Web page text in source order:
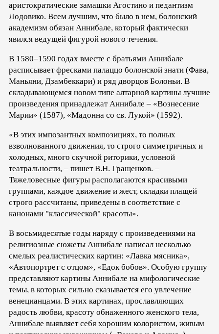
аристократические замашки Агостино и педантизм
Лодовико. Всем лучшим, что было в нем, болонский
академизм обязан Аннибале, который фактически
явился ведущей фигурой нового течения.
В 1580–1590 годах вместе с братьями Аннибале
расписывает фресками палаццо болонской знати (Фава,
Маньяни, Дзамбеккари) и ряд дворцов Болоньи. В
складывающемся новом типе алтарной картины лучшие
произведения принадлежат Аннибале – «Вознесение
Марии» (1587), «Мадонна со св. Лукой» (1592).
«В этих импозантных композициях, то полных
взволнованного движения, то строго симметричных и
холодных, много скучной риторики, условной
театральности, – пишет В.Н. Гращенков. –
Тяжеловесные фигуры располагаются красивыми
группами, каждое движение и жест, складки плащей
строго рассчитаны, приведены в соответствие с
канонами "классической" красоты».
В восьмидесятые годы наряду с произведениями на
религиозные сюжеты Аннибале написал несколько
смелых реалистических картин: «Лавка мясника»,
«Автопортрет с отцом», «Едок бобов». Особую группу
представляют картины Аннибале на мифологические
темы, в которых сильно сказывается его увлечение
венецианцами. В этих картинах, прославляющих
радость любви, красоту обнаженного женского тела,
Аннибале выявляет себя хорошим колористом, живым